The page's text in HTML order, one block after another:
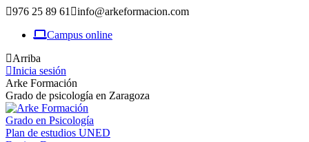
976 25 89 61
info@arkeformacion.com
Campus online
Arriba
Inicia sesión
Arke Formación
Grado de psicología en Zaragoza
Grado en Psicología
Plan de estudios UNED